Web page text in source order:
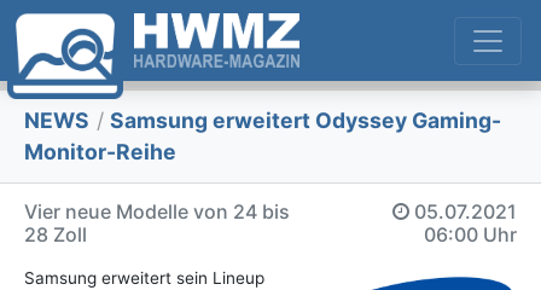
NEWS / Samsung erweitert Odyssey Gaming-
Monitor-Reihe
Vier neue Modelle von 24 bis
28 Zoll
05.07.2021
06:00 Uhr
Samsung erweitert sein Lineup